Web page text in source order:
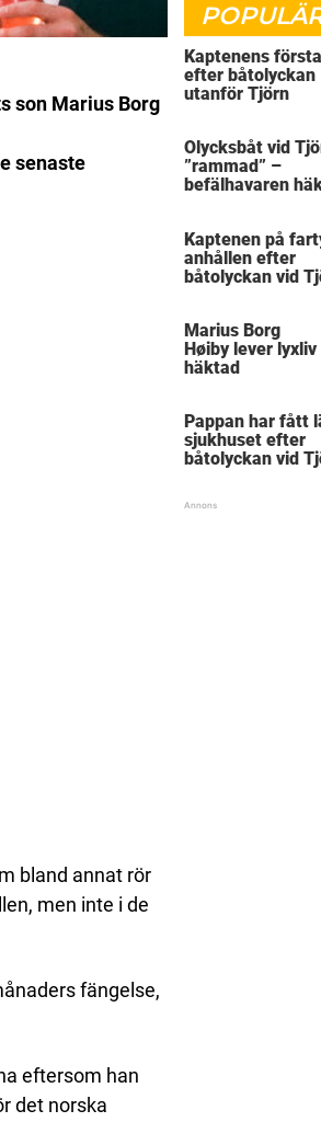
son Marius Borg
senaste
bland annat rör
men inte i de
fängelse,
eftersom han
det norska
Kaptenens
efter båtolyckan
utanför Tjörn
Olycksbåt vid
”rammad” –
befälhavaren
Kaptenen på
anhållen efter
båtolyckan vid
Marius Borg
Høiby lever lyxliv
häktad
Pappan har fått
sjukhuset efter
båtolyckan vid